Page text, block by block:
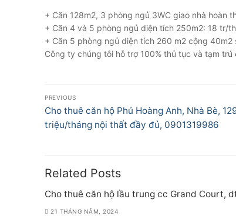
+ Căn 128m2, 3 phòng ngủ 3WC giao nhà
+ Căn 4 và 5 phòng ngủ diện tích 250m2: 18 tr/
+ Căn 5 phòng ngủ diện tích 260 m2 cộng
Công ty chúng tôi hỗ trợ 100% thủ tục và tạm trú
Điều
hướng
bài
PREVIOUS
Previous
post:
Cho thuê căn hộ Phú Hoàng Anh, Nhà Bè,
triệu/tháng nội thất đầy đủ, 0901319986
Related Posts
Cho thuê căn hộ lầu trung cc Grand Court,
21 THÁNG NĂM, 2024